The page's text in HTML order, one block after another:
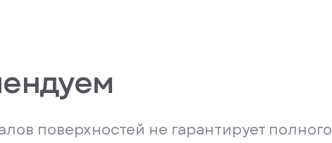
поверхностей не гарантирует полного